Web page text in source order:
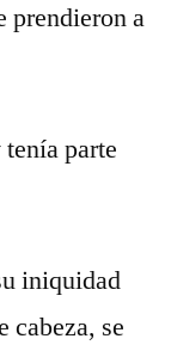
prendieron a
parte
iniquidad
cabeza, se